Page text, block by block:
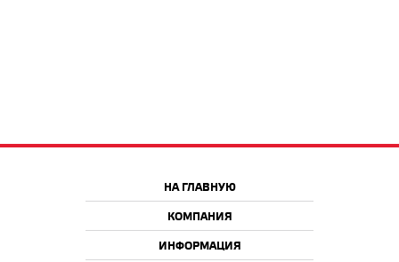
НА ГЛАВНУЮ
КОМПАНИЯ
ИНФОРМАЦИЯ